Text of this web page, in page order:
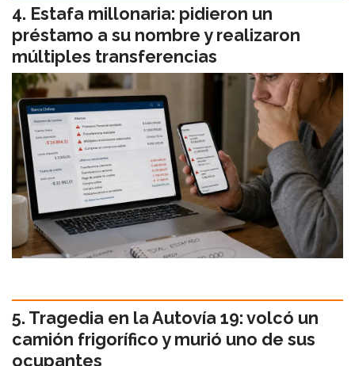
Estafa millonaria: pidieron un
préstamo a su nombre y realizaron
múltiples transferencias
Tragedia en la Autovía 19: volcó un
camión frigorífico y murió uno de sus
ocupantes